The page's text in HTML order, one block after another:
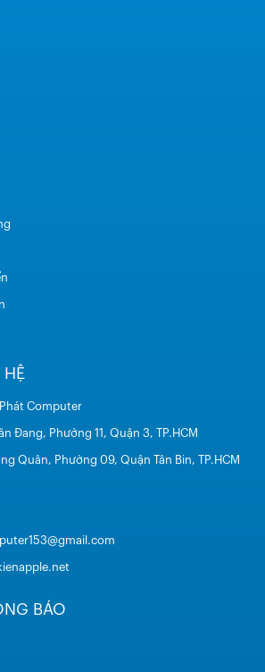
HỆ
Phát Computer
Đang, Phường 11, Quận 3, TP.HCM
Quân, Phường 09, Quận Tân Bin, TP.HCM
BÁO